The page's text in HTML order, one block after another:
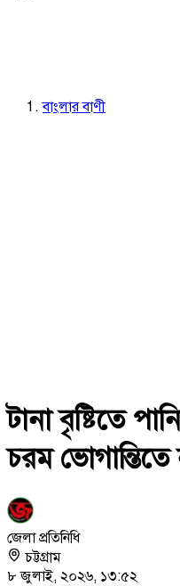
বাংলার বাণী
টানা বৃষ্টিতে
চরম
জেলা প্রতিনিধি
চট্টগ্রাম
৮ জুলাই, ২০২৬, ১৩:৫২